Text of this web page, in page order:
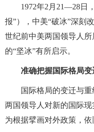
1972年2月21—28日
报”），中美“破冰”深刻
世纪前中美两国领导人
的“坚冰”有所启示。
准确把握国际格局
国际格局的变迁与
两国领导人对新的国际
为根据擘画对外政策，依